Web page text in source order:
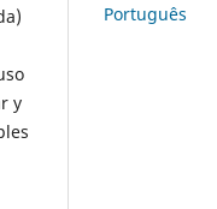
y
Português